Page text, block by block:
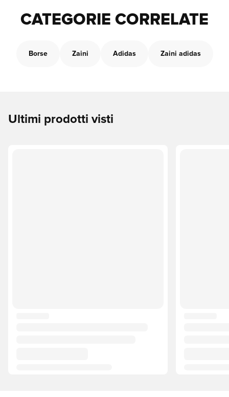
CATEGORIE CORRELATE
Borse Zaini Adidas Zaini adidas
Ultimi prodotti visti